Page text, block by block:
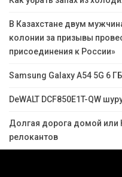
В Казахстане двум
колонии за призывы
присоединения к России»
Samsung Galaxy A54 5G 6
DeWALT DCF850E1T-QW
Долгая дорога домой или
релокантов